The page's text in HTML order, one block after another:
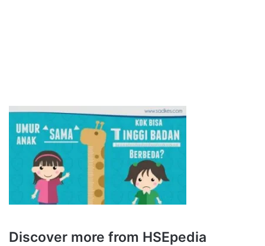
Discover more from HSEpedia